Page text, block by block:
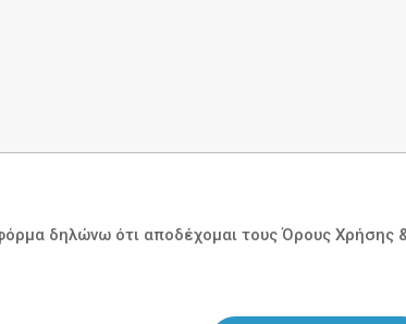
δηλώνω ότι αποδέχοµαι τους Όρους Χρήσης